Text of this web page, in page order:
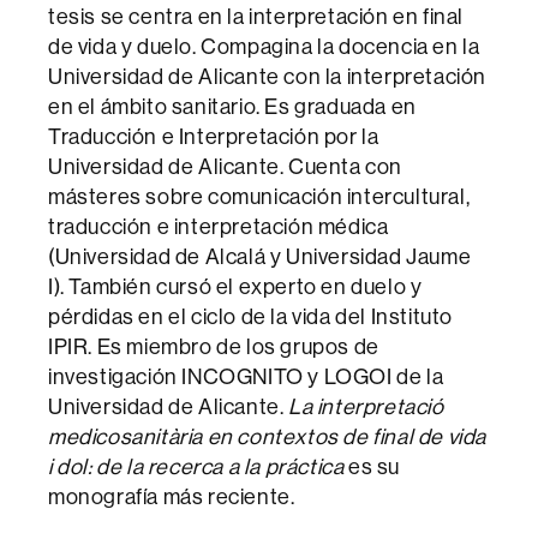
tesis se centra en la interpretación en final
de vida y duelo. Compagina la docencia en la
Universidad de Alicante con la interpretación
en el ámbito sanitario. Es graduada en
Traducción e Interpretación por la
Universidad de Alicante. Cuenta con
másteres sobre comunicación intercultural,
traducción e interpretación médica
(Universidad de Alcalá y Universidad Jaume
I). También cursó el experto en duelo y
pérdidas en el ciclo de la vida del Instituto
IPIR. Es miembro de los grupos de
investigación INCOGNITO y LOGOI de la
Universidad de Alicante. La interpretació
medicosanitària en contextos de final de vida
i dol: de la recerca a la prácticaes su
monografía más reciente.